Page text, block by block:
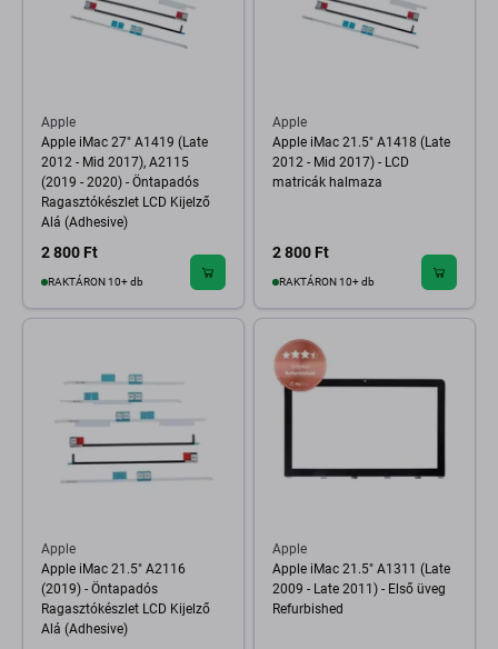
Apple
Apple iMac 27" A1419 (Late
2012 - Mid 2017), A2115
(2019 - 2020) - Öntapadós
Ragasztókészlet LCD Kijelző
Alá (Adhesive)
2 800 Ft
RAKTÁRON 10+ db
Apple
Apple iMac 21.5" A1418 (Late
2012 - Mid 2017) - LCD
matricák halmaza
2 800 Ft
RAKTÁRON 10+ db
Apple
Apple iMac 21.5" A2116
(2019) - Öntapadós
Ragasztókészlet LCD Kijelző
Alá (Adhesive)
Apple
Apple iMac 21.5" A1311 (Late
2009 - Late 2011) - Első üveg
Refurbished